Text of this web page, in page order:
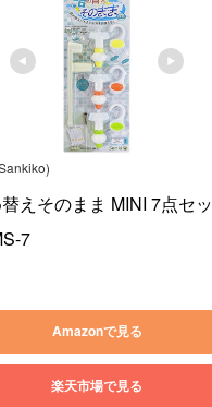
えそのまま MINI 7点セッ
7
Amazonで見る
楽天市場で見る